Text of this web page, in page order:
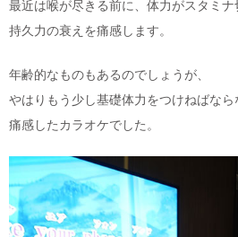
最近は喉が尽きる前に、体力がスタミナ
持久力の衰えを痛感します。
年齢的なものもあるのでしょうが、
やはりもう少し基礎体力をつけねばなら
痛感したカラオケでした。